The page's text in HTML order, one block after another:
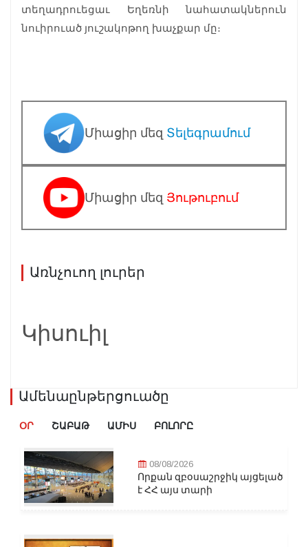
տեղադրուեցաւ Եղեռնի նահատակներուն
նուիրուած յուշակոթող խաչքար մը։
Միացիր մեզ Տելեգրամում
Միացիր մեզ Յութուբում
Առնչուող լուրեր
Կիսուիլ
Ամենաընթերցուածը
ՕՐ ՇԱԲԱԹ ԱՄԻՍ ԲՈԼՈՐԸ
08/08/2026
Որքան զբօսաշրջիկ այցելած
է ՀՀ այս տարի